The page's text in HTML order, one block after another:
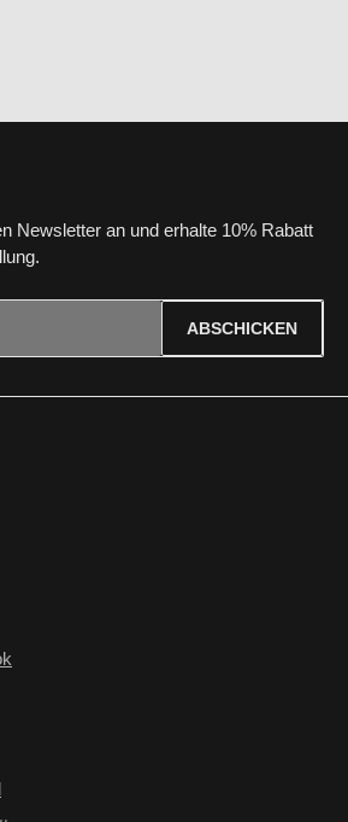
Newsletter an und erhalte 10% Rabatt
ABSCHICKEN
markierten Felder sind Pflichtfelder.